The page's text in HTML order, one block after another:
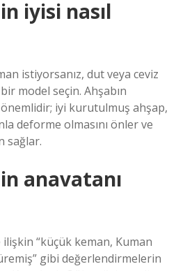
iyisi nasıl
istiyorsanız, dut veya ceviz
bir model seçin. Ahşabın
iyi kurutulmuş ahşap,
deforme olmasını önler ve
sağlar.
anavatanı
“küçük keman, Kuman
gibi değerlendirmelerin